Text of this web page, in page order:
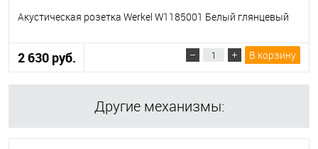
Акустическая розетка Werkel W1185001 Белый глянцевый
2 630 руб. В корзину
Другие механизмы: